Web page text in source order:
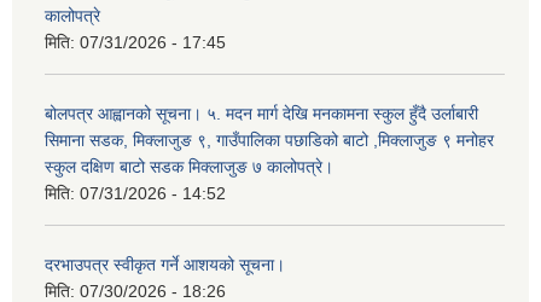
कालोपत्रे
मिति: 07/31/2026 - 17:45
बोलपत्र आह्वानको सूचना। ५. मदन मार्ग देखि मनकामना स्कुल हुँदै उर्लाबारी
सिमाना सडक, मिक्लाजुङ ९, गाउँपालिका पछाडिको बाटो ,मिक्लाजुङ ९ मनोहर
स्कुल दक्षिण बाटो सडक मिक्लाजुङ ७ कालोपत्रे।
मिति: 07/31/2026 - 14:52
दरभाउपत्र स्वीकृत गर्ने आशयको सूचना।
मिति: 07/30/2026 - 18:26